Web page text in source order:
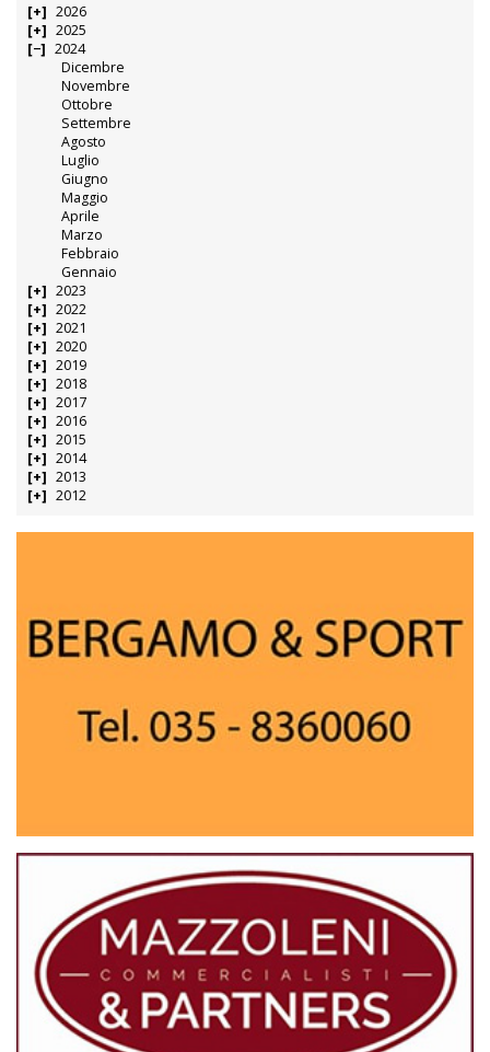
2026
2025
2024
Dicembre
Novembre
Ottobre
Settembre
Agosto
Luglio
Giugno
Maggio
Aprile
Marzo
Febbraio
Gennaio
2023
2022
2021
2020
2019
2018
2017
2016
2015
2014
2013
2012